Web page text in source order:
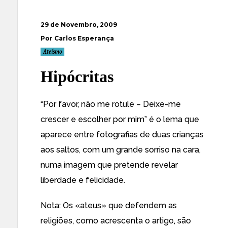
29 de Novembro, 2009
Por Carlos Esperança
Ateísmo
Hipócritas
“Por favor, não me rotule – Deixe-me
crescer e escolher por mim” é o lema que
aparece entre fotografias de duas crianças
aos saltos, com um grande sorriso na cara,
numa imagem que pretende revelar
liberdade e felicidade.
Nota: Os «ateus» que defendem as
religiões, como acrescenta o artigo, são